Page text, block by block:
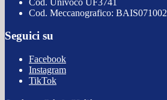
Cod. Meccanografico: BAIS071002
Seguici su
Facebook
Instagram
TikTok